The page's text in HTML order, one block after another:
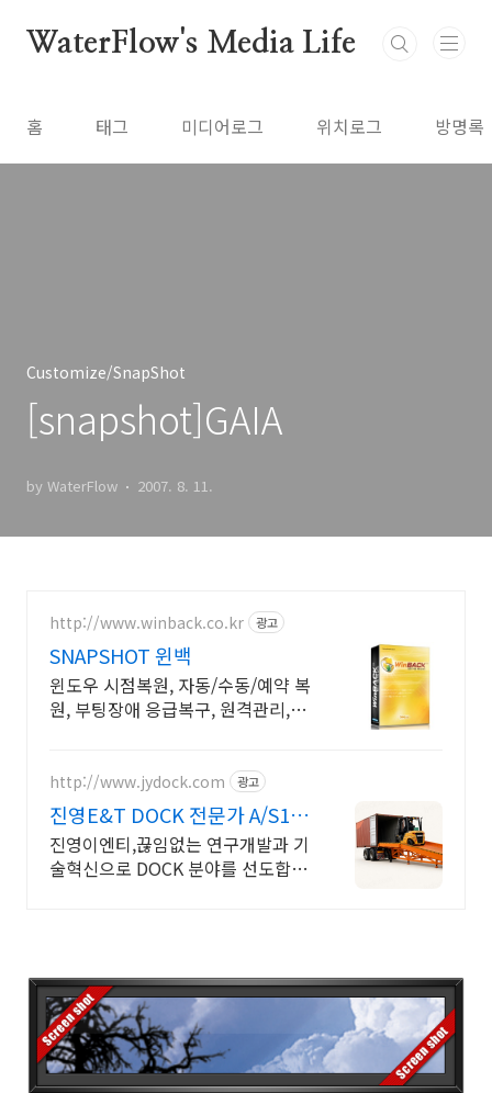
WaterFlow's Media Life
홈 태그 미디어로그 위치로그 방명록
Customize/SnapShot
[snapshot]GAIA
by WaterFlow 2007. 8. 11.
http://www.winback.co.kr 광고
SNAPSHOT 윈백
윈도우 시점복원, 자동/수동/예약 복
원, 부팅장애 응급복구, 원격관리,
http://www.jydock.com 광고
진영E&T DOCK 전문가 A/S1년
680만부터
진영이엔티,끊임없는 연구개발과 기
술혁신으로 DOCK 분야를 선도합니